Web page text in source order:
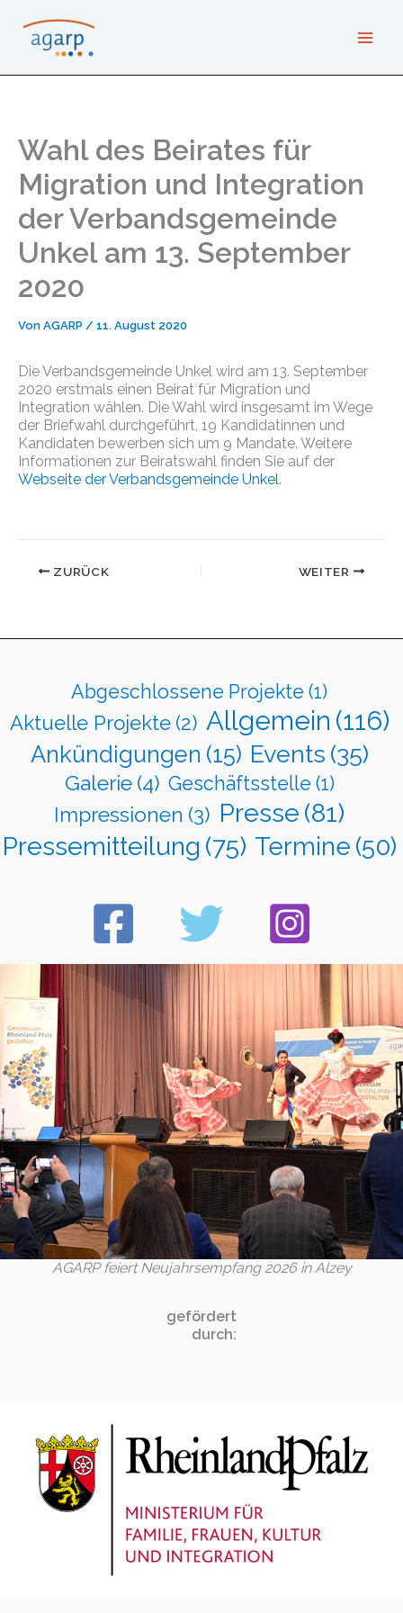
Inhalt
springen
Wahl des Beirates für
Migration und Integration
der Verbandsgemeinde
Unkel am 13. September
2020
Von AGARP / 11. August 2020
Die Verbandsgemeinde Unkel wird am 13. September
2020 erstmals einen Beirat für Migration und
Integration wählen. Die Wahl wird insgesamt im Wege
der Briefwahl durchgeführt, 19 Kandidatinnen und
Kandidaten bewerben sich um 9 Mandate. Weitere
Informationen zur Beiratswahl finden Sie auf der
Webseite der Verbandsgemeinde Unkel.
ZURÜCK WEITER
Abgeschlossene Projekte (1)
Aktuelle Projekte (2) Allgemein (116)
Ankündigungen (15) Events (35)
Galerie (4) Geschäftsstelle (1)
Impressionen (3) Presse (81)
Pressemitteilung (75) Termine (50)
AGARP feiert Neujahrsempfang 2026 in Alzey
gefördert
durch: